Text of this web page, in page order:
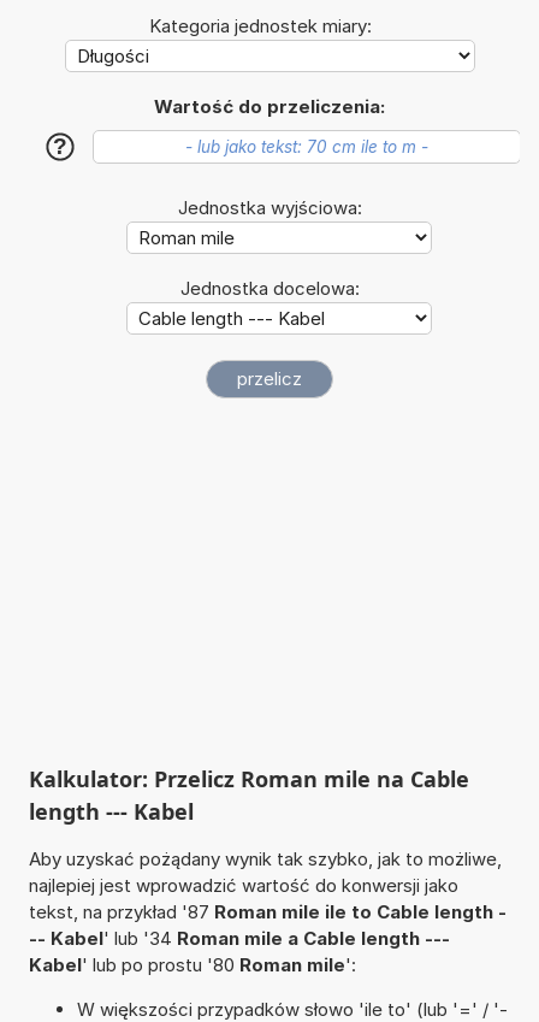
Kategoria jednostek miary:
Wartość do przeliczenia:
?
Jednostka wyjściowa:
Jednostka docelowa:
Kalkulator: Przelicz Roman mile na Cable
length --- Kabel
Aby uzyskać pożądany wynik tak szybko, jak to możliwe,
najlepiej jest wprowadzić wartość do konwersji jako
tekst, na przykład '87 Roman mile ile to Cable length -
-- Kabel' lub '34 Roman mile a Cable length ---
Kabel' lub po prostu '80 Roman mile':
W większości przypadków słowo 'ile to' (lub '=' / '-